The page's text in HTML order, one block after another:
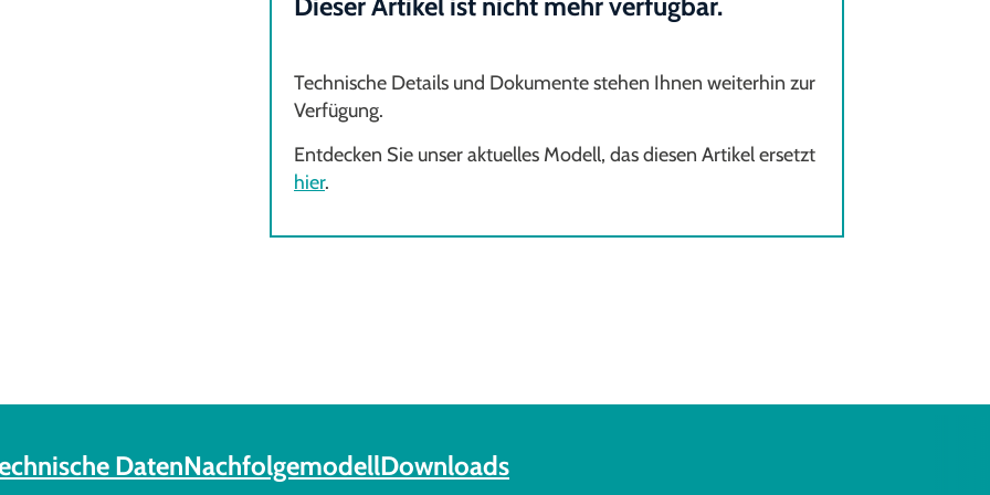
Technische Details und Dokumente stehen Ihnen weiterhin zur
Verfügung.
Entdecken Sie unser aktuelles Modell, das diesen Artikel ersetzt
hier.
DatenNachfolgemodellDownloads